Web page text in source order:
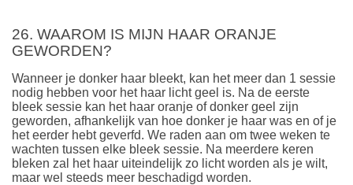
26. WAAROM IS MIJN HAAR ORANJE
GEWORDEN?
Wanneer je donker haar bleekt, kan het meer dan 1 sessie
nodig hebben voor het haar licht geel is. Na de eerste
bleek sessie kan het haar oranje of donker geel zijn
geworden, afhankelijk van hoe donker je haar was en of je
het eerder hebt geverfd. We raden aan om twee weken te
wachten tussen elke bleek sessie. Na meerdere keren
bleken zal het haar uiteindelijk zo licht worden als je wilt,
maar wel steeds meer beschadigd worden.